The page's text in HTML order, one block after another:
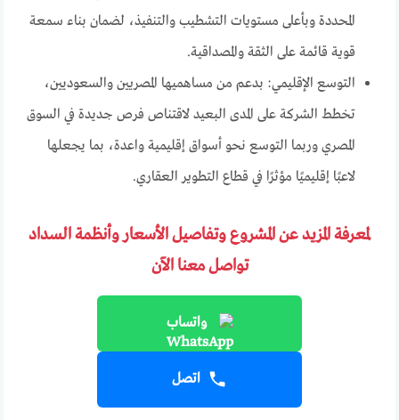
المحددة وبأعلى مستويات التشطيب والتنفيذ، لضمان بناء سمعة
قوية قائمة على الثقة والمصداقية.
التوسع الإقليمي: بدعم من مساهميها المصريين والسعوديين،
تخطط الشركة على المدى البعيد لاقتناص فرص جديدة في السوق
المصري وربما التوسع نحو أسواق إقليمية واعدة، بما يجعلها
لاعبًا إقليميًا مؤثرًا في قطاع التطوير العقاري.
لمعرفة المزيد عن المشروع وتفاصيل الأسعار وأنظمة السداد
تواصل معنا الآن
واتساب
اتصل